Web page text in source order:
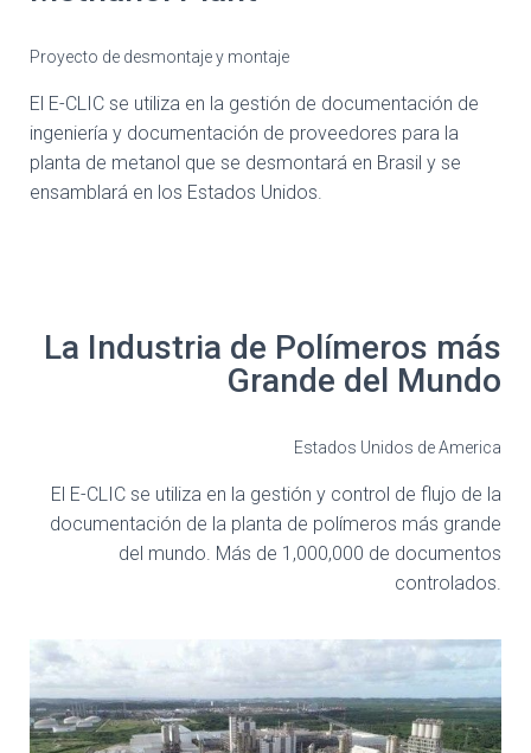
Proyecto de desmontaje y montaje
El E-CLIC se utiliza en la gestión de documentación de
ingeniería y documentación de proveedores para la
planta de metanol que se desmontará en Brasil y se
ensamblará en los Estados Unidos.
La Industria de Polímeros más
Grande del Mundo
Estados Unidos de America
El E-CLIC se utiliza en la gestión y control de flujo de la
documentación de la planta de polímeros más grande
del mundo. Más de 1,000,000 de documentos
controlados.